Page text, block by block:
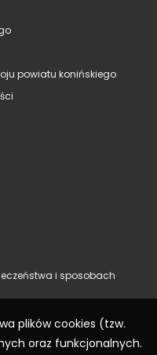
powiatu konińskiego
i sposobach
plików cookies (tzw.
oraz funkcjonalnych.